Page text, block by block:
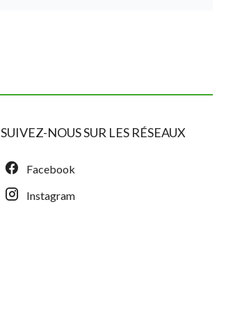
SUIVEZ-NOUS SUR LES RÉSEAUX
Facebook
Instagram